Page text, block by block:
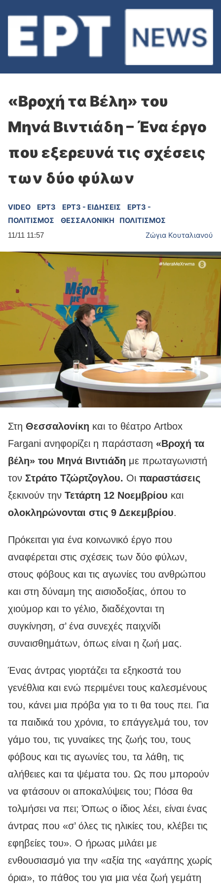
«Βροχή τα Βέλη» του
Μηνά Βιντιάδη – Ένα έργο
που εξερευνά τις σχέσεις
των δύο φύλων
VIDEO ΕΡΤ3 ΕΡΤ3 - ΕΙΔΉΣΕΙΣ
ΕΡΤ3 -
ΠΟΛΙΤΙΣΜΌΣ
ΘΕΣΣΑΛΟΝΙΚΗ ΠΟΛΙΤΙΣΜΟΣ
11/11 11:57 Ζώγια Κουταλιανού
Στη Θεσσαλονίκη και το θέατρο Artbox
Fargani ανηφορίζει η παράσταση «Βροχή τα
βέλη» του Μηνά Βιντιάδη με πρωταγωνιστή
τον Στράτο Τζώρτζογλου. Οι παραστάσεις
ξεκινούν την Τετάρτη 12 Νοεμβρίου και
ολοκληρώνονται στις 9 Δεκεμβρίου.
Πρόκειται για ένα κοινωνικό έργο που
αναφέρεται στις σχέσεις των δύο φύλων,
στους φόβους και τις αγωνίες του ανθρώπου
και στη δύναμη της αισιοδοξίας, όπου το
χιούμορ και το γέλιο, διαδέχονται τη
συγκίνηση, σ’ ένα συνεχές παιχνίδι
συναισθημάτων, όπως είναι η ζωή μας.
Ένας άντρας γιορτάζει τα εξηκοστά του
γενέθλια και ενώ περιμένει τους καλεσμένους
του, κάνει μια πρόβα για το τι θα τους πει. Για
τα παιδικά του χρόνια, το επάγγελμά του, τον
γάμο του, τις γυναίκες της ζωής του, τους
φόβους και τις αγωνίες του, τα λάθη, τις
αλήθειες και τα ψέματα του. Ως που μπορούν
να φτάσουν οι αποκαλύψεις του; Πόσα θα
τολμήσει να πει; Όπως ο ίδιος λέει, είναι ένας
άντρας που «σ’ όλες τις ηλικίες του, κλέβει τις
εφηβείες του». Ο ήρωας μιλάει με
ενθουσιασμό για την «αξία της «αγάπης χωρίς
όρια», το πάθος του για μια νέα ζωή γεμάτη